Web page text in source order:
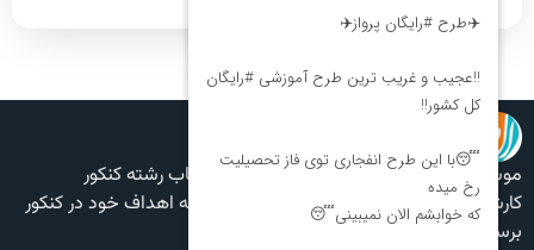
موسسه مشاور کنکور، مشاوره تحصیلی و انتخاب رشته کنکور
کارشناسی الف مشاور، به شما کمک میکند تا به اهداف خود در کنکور
برسید و راز رتبه برتر شدن در کنکور را بیاموزید.